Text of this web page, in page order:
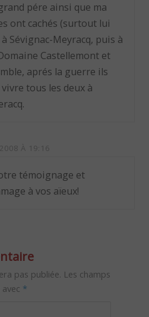
pére ainsi que ma
ont cachés (surtout lui
Sévignac-Meyracq, puis à
Castellemont et
aprés la guerre ils
tous les deux à
À 19:16
témoignage et
à vos aïeux!
pas publiée. Les champs
*